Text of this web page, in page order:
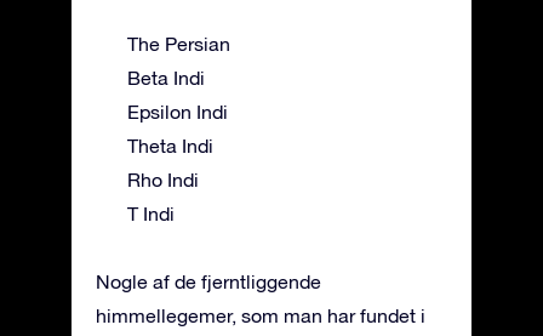
The Persian
Beta Indi
Epsilon Indi
Theta Indi
Rho Indi
T Indi
Nogle af de fjerntliggende
himmellegemer, som man har fundet i